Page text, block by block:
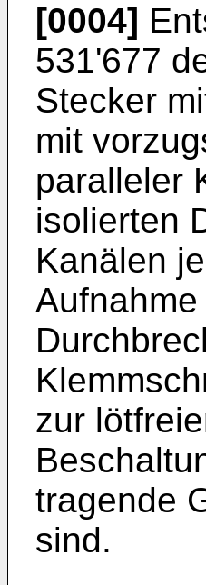
[0004]
531'677
Stecker
mit
paralleler
isolierten
Kanälen
zur
tragende
sind.